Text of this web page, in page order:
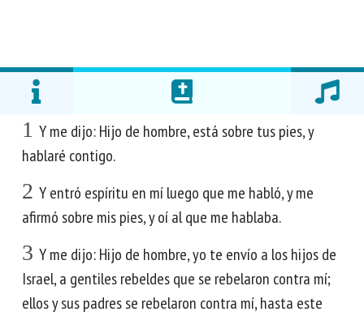
1 Y me dijo: Hijo de hombre, está sobre tus pies, y
hablaré contigo.
2 Y entró espíritu en mí luego que me habló, y me
afirmó sobre mis pies, y oí al que me hablaba.
3 Y me dijo: Hijo de hombre, yo te envío a los hijos de
Israel, a gentiles rebeldes que se rebelaron contra mí;
ellos y sus padres se rebelaron contra mí, hasta este